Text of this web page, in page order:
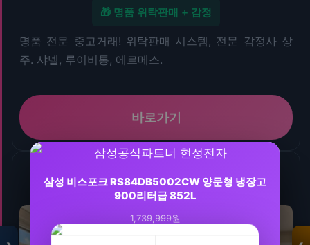
🎁 명품 위탁판매 + 감정
명품 전문 중고거래! 위탁판매 시스템, 전문 감정사 상
주. 샤넬, 루이비통, 에르메스.
바로가기
9
프로바이오틱스 30…
삼성 비스포크 RS84DB5002CW 양문형 냉장고
900리터급 852L
1,739,999원